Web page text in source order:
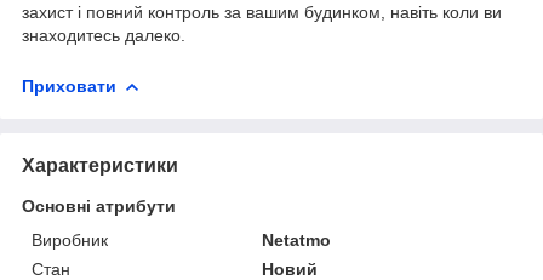
захист і повний контроль за вашим будинком, навіть коли ви
знаходитесь далеко.
Приховати
Характеристики
Основні атрибути
Виробник
Netatmo
Стан
Новий